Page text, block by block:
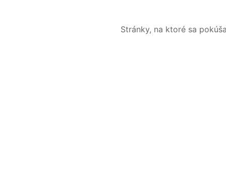
Stránky, na ktoré sa